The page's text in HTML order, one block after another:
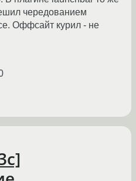
чередованием
Оффсайт курил - не